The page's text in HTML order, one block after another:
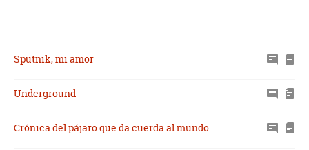
Sputnik, mi amor
Underground
Crónica del pájaro que da cuerda al mundo